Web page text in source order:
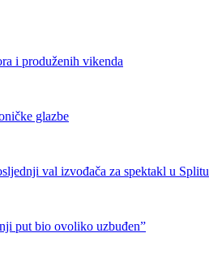
i produženih vikenda
glazbe
val izvođača za spektakl u
put bio ovoliko uzbuđen”